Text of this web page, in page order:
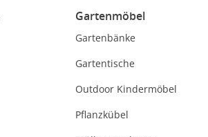
Gartenmöbel
Gartenbänke
Gartentische
Outdoor Kindermöbel
Pflanzkübel